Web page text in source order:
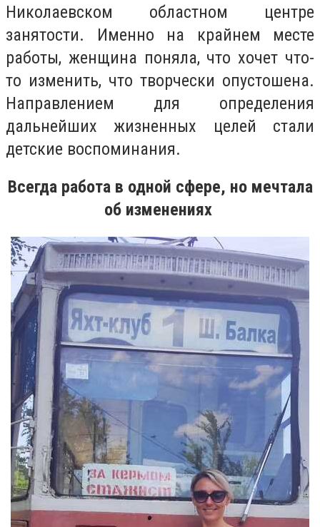
Николаевском областном центре
занятости. Именно на крайнем месте
работы, женщина поняла, что хочет что-
то изменить, что творчески опустошена.
Направлением для определения
дальнейших жизненных целей стали
детские воспоминания.
Всегда работа в одной сфере, но мечтала
об изменениях